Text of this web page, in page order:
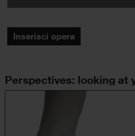
Inserisci opera